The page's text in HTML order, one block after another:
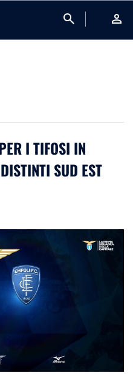
search person
I TIFOSI IN
SUD EST